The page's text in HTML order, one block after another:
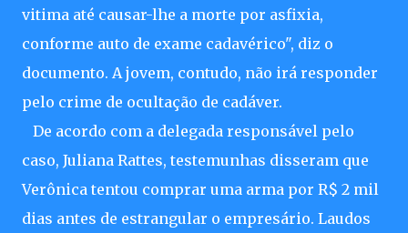
vitima até causar-lhe a morte por asfixia,
conforme auto de exame cadavérico", diz o
documento. A jovem, contudo, não irá responder
pelo crime de ocultação de cadáver.
De acordo com a delegada responsável pelo
caso, Juliana Rattes, testemunhas disseram que
Verônica tentou comprar uma arma por R$ 2 mil
dias antes de estrangular o empresário. Laudos